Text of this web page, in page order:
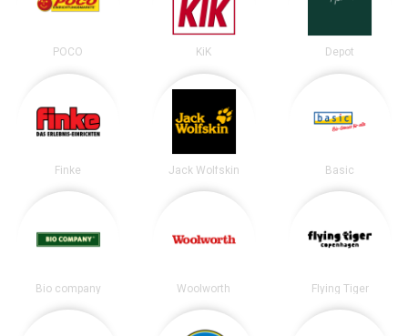
POCO KiK Depot
Finke Jack Wolfskin Basic
Bio company Woolworth Flying Tiger